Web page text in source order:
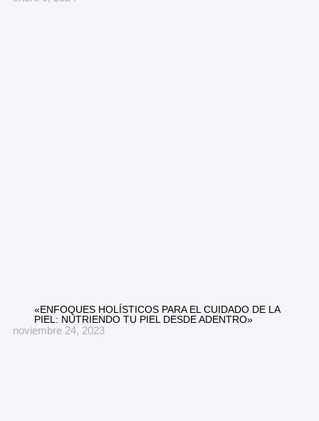
«ENFOQUES HOLÍSTICOS PARA EL CUIDADO DE LA
PIEL: NUTRIENDO TU PIEL DESDE ADENTRO»
noviembre 24, 2023